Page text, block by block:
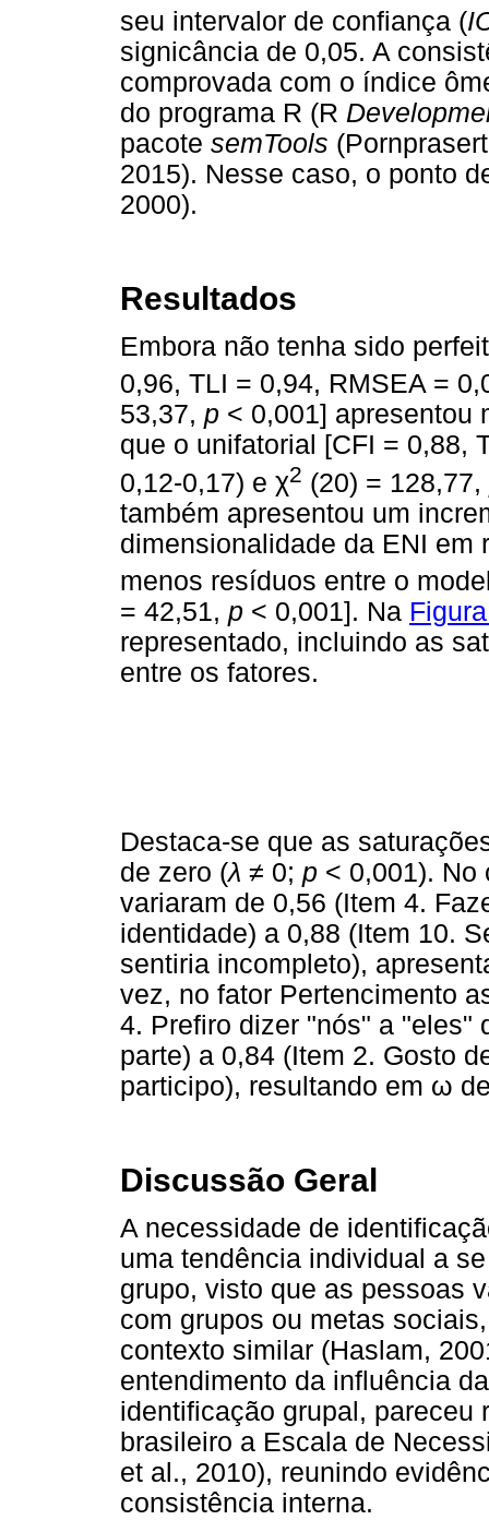
seu intervalor de confiança (
signicância de 0,05. A
comprovada com o índice
do programa R (R
pacote semTools
2015). Nesse caso, o ponto
2000).
Resultados
Embora não tenha sido
0,96, TLI = 0,94, RMSEA =
53,37, p < 0,001] apresentou
que o unifatorial [CFI = 0,88,
0,12-0,17) e χ2 (20) = 128,77,
também apresentou um
dimensionalidade da ENI em
menos resíduos entre o
= 42,51, p < 0,001]. Na
representado, incluindo as
entre os fatores.
Destaca-se que as
de zero (λ ≠ 0; p < 0,001). No
variaram de 0,56 (Item 4.
identidade) a 0,88 (Item 10.
sentiria incompleto),
vez, no fator Pertencimento
4. Prefiro dizer "nós" a "eles"
parte) a 0,84 (Item 2. Gosto
participo), resultando em ω
Discussão Geral
A necessidade de
uma tendência individual a
grupo, visto que as pessoas
com grupos ou metas
contexto similar (Haslam,
entendimento da influência
identificação grupal, pareceu
brasileiro a Escala de
et al., 2010), reunindo
consistência interna.